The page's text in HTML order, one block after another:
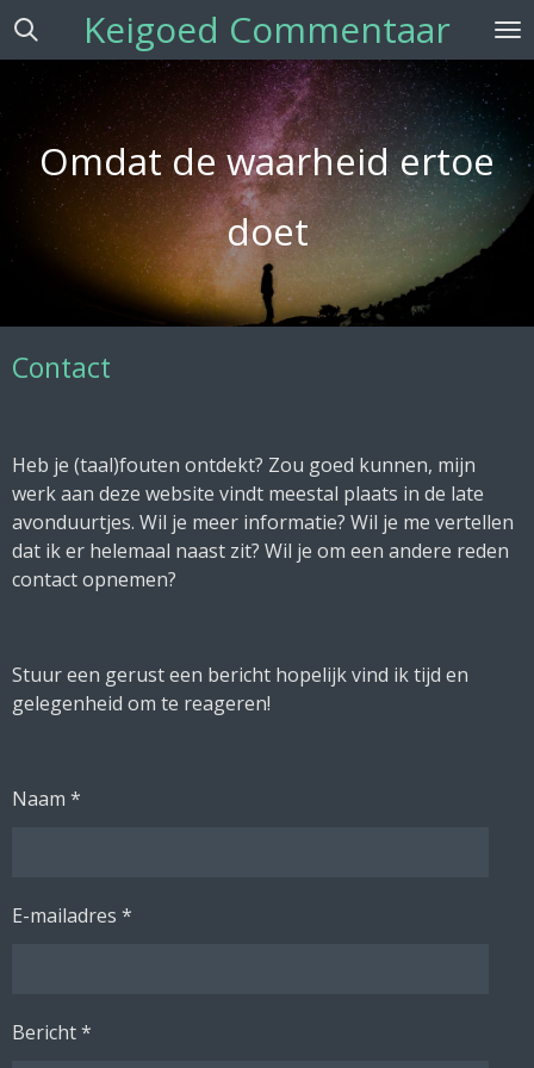
Ga
naar
hoofdinhoud
Keigoed Commentaar
Omdat de waarheid ertoe
doet
Contact
Heb je (taal)fouten ontdekt? Zou goed kunnen, mijn
werk aan deze website vindt meestal plaats in de late
avonduurtjes. Wil je meer informatie? Wil je me vertellen
dat ik er helemaal naast zit? Wil je om een andere reden
contact opnemen?
Stuur een gerust een bericht hopelijk vind ik tijd en
gelegenheid om te reageren!
Naam *
E-mailadres *
Bericht *